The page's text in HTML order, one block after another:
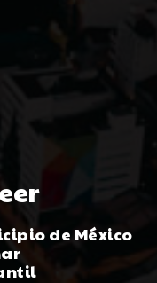
de México